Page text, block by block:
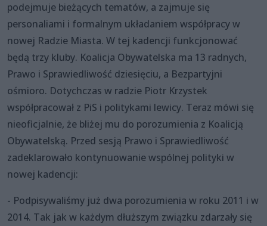
podejmuje bieżących tematów, a zajmuje się
personaliami i formalnym układaniem współpracy w
nowej Radzie Miasta. W tej kadencji funkcjonować
będą trzy kluby. Koalicja Obywatelska ma 13 radnych,
Prawo i Sprawiedliwość dziesięciu, a Bezpartyjni
ośmioro. Dotychczas w radzie Piotr Krzystek
współpracował z PiS i politykami lewicy. Teraz mówi się
nieoficjalnie, że bliżej mu do porozumienia z Koalicją
Obywatelską. Przed sesją Prawo i Sprawiedliwość
zadeklarowało kontynuowanie wspólnej polityki w
nowej kadencji:
- Podpisywaliśmy już dwa porozumienia w roku 2011 i w
2014. Tak jak w każdym dłuższym związku zdarzały się